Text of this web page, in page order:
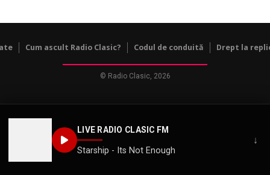
LIVE RADIO CLASIC FM
Starship - Its Not Enough
↓
Cum ascult Radio Clasic? Codul de conduită Drept la
© Radio Clasic, 2026